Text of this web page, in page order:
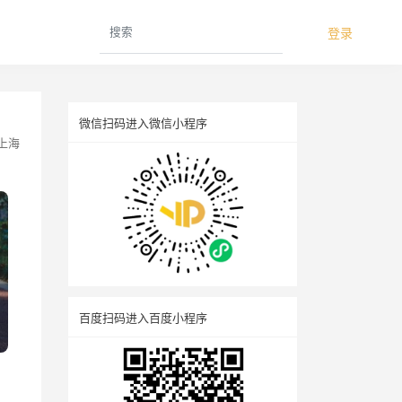
登录
海
微信扫码进入微信小程序
百度扫码进入百度小程序